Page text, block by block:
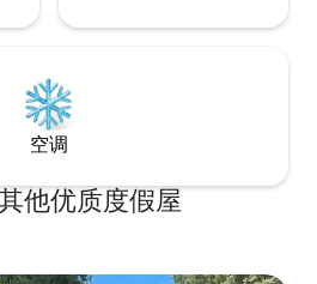
空调
他优质度假屋